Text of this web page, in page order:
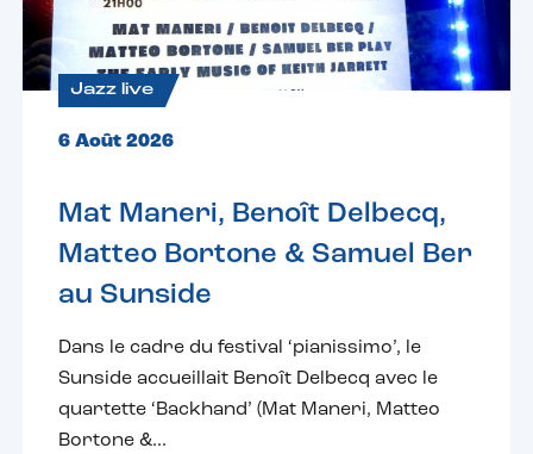
Jazz live
6 Août 2026
Mat Maneri, Benoît Delbecq,
Matteo Bortone & Samuel Ber
au Sunside
Dans le cadre du festival ‘pianissimo’, le
Sunside accueillait Benoît Delbecq avec le
quartette ‘Backhand’ (Mat Maneri, Matteo
Bortone &...